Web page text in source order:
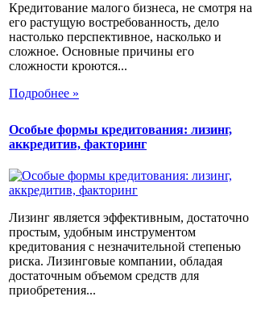
Кредитование малого бизнеса, не смотря на
его растущую востребованность, дело
настолько перспективное, насколько и
сложное. Основные причины его
сложности кроются...
Подробнее »
Особые формы кредитования: лизинг,
аккредитив, факторинг
Лизинг является эффективным, достаточно
простым, удобным инструментом
кредитования с незначительной степенью
риска. Лизинговые компании, обладая
достаточным объемом средств для
приобретения...